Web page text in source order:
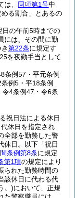
、 同項第1号中
める割合」とあるの
の午前5時までの
には、その間に勤
第22条に規定す
を夜勤手当として
条例57・平元条例
例5・平18条例
4条例47・令6条
祝日法による休日
休日を指定され
全部を勤務した警
休日。以下「祝日
条例第8条に規定
第1項の規定により
られた勤務時間の
該休日に代わる代
。)において、正規